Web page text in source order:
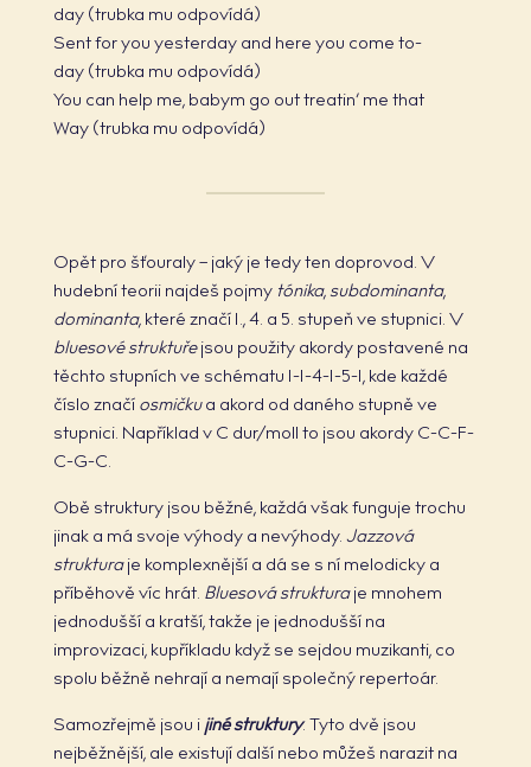
day (trubka mu odpovídá)
Sent for you yesterday and here you come to-
day (trubka mu odpovídá)
You can help me, babym go out treatin‘ me that
Way (trubka mu odpovídá)
Opět pro šťouraly – jaký je tedy ten doprovod. V
hudební teorii najdeš pojmy tónika,subdominanta,
dominanta, které značí 1., 4. a 5. stupeň ve stupnici. V
bluesové struktuřejsou použity akordy postavené na
těchto stupních ve schématu 1-1-4-1-5-1, kde každé
číslo značí osmičkua akord od daného stupně ve
stupnici. Například v C dur/moll to jsou akordy C-C-F-
C-G-C.
Obě struktury jsou běžné, každá však funguje trochu
jinak a má svoje výhody a nevýhody. Jazzová
strukturaje komplexnější a dá se s ní melodicky a
příběhově víc hrát. Bluesová strukturaje mnohem
jednodušší a kratší, takže je jednodušší na
improvizaci, kupříkladu když se sejdou muzikanti, co
spolu běžně nehrají a nemají společný repertoár.
Samozřejmě jsou i jiné struktury. Tyto dvě jsou
nejběžnější, ale existují další nebo můžeš narazit na